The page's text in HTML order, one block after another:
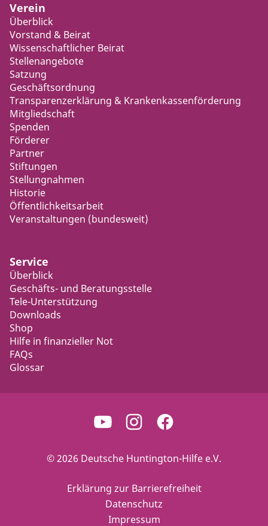
Verein
Überblick
Vorstand & Beirat
Wissenschaftlicher Beirat
Stellenangebote
Satzung
Geschäftsordnung
Transparenzerklärung & Krankenkassenförderung
Mitgliedschaft
Spenden
Förderer
Partner
Stiftungen
Stellungnahmen
Historie
Öffentlichkeitsarbeit
Veranstaltungen (bundesweit)
Service
Überblick
Geschäfts- und Beratungsstelle
Tele-Unterstützung
Downloads
Shop
Hilfe in finanzieller Not
FAQs
Glossar
© 2026 Deutsche Huntington-Hilfe e.V.
Erklärung zur Barrierefreiheit
Datenschutz
Impressum